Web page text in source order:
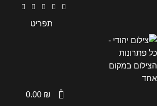
תפריט
0
0.00 ₪